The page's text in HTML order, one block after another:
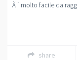
Ã¨ molto facile da
share